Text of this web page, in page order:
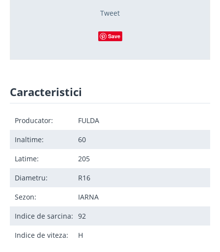
Tweet
Save
Caracteristici
Producator: FULDA
Inaltime: 60
Latime: 205
Diametru: R16
Sezon: IARNA
Indice de sarcina: 92
Indice de viteza: H